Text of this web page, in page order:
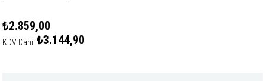
₺2.859,00
KDV Dahil ₺3.144,90